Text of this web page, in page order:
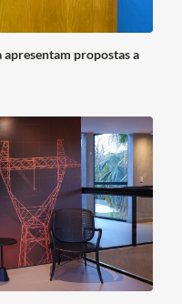
propostas a